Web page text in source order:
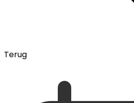
Terug